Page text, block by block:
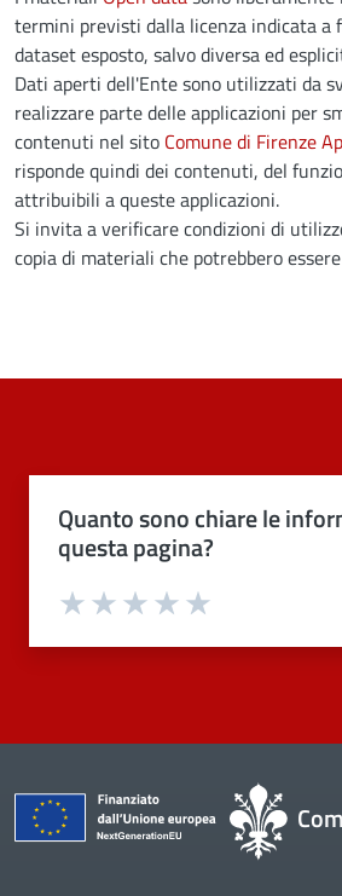
termini previsti dalla licenza indicata a
dataset esposto, salvo diversa ed
Dati aperti dell'Ente sono utilizzati da
realizzare parte delle applicazioni per
contenuti nel sito Comune di Firenze
risponde quindi dei contenuti, del
attribuibili a queste applicazioni.
Si invita a verificare condizioni di
copia di materiali che potrebbero
Quanto sono chiare le
questa pagina?
Valuta 4 stelle su 5
Valuta 3 stelle su 5
Valuta 2 stelle su 5
Valuta 1 stelle su 5